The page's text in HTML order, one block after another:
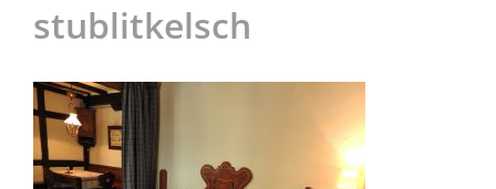
stublitkelsch